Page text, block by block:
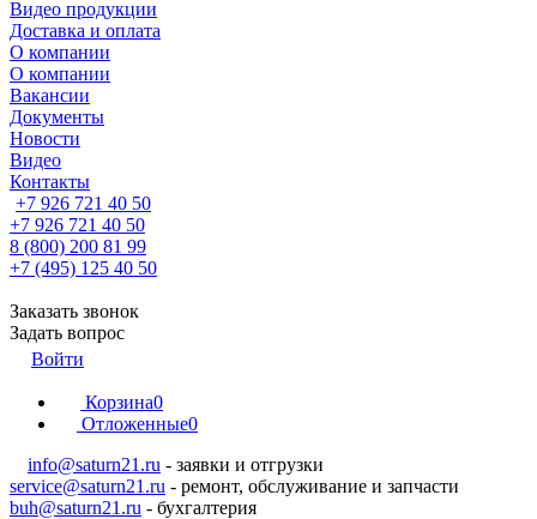
Видео продукции
Доставка и оплата
О компании
О компании
Вакансии
Документы
Новости
Видео
Контакты
+7 926 721 40 50
+7 926 721 40 50
8 (800) 200 81 99
+7 (495) 125 40 50
Заказать звонок
Задать вопрос
Войти
Корзина0
Отложенные0
info@saturn21.ru - заявки и отгрузки
service@saturn21.ru - ремонт, обслуживание и запчасти
buh@saturn21.ru - бухгалтерия